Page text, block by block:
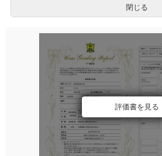
閉じる
評価書を見る